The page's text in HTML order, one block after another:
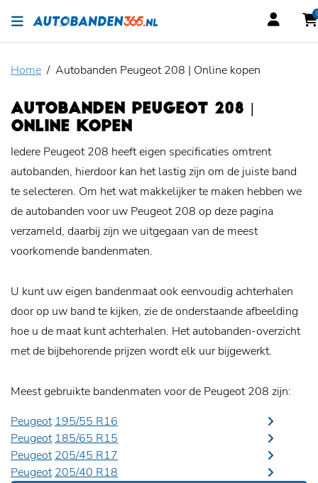
Home Autobanden Peugeot 208 | Online kopen
AUTOBANDEN PEUGEOT 208 |
ONLINE KOPEN
Iedere Peugeot 208 heeft eigen specificaties omtrent
autobanden, hierdoor kan het lastig zijn om de juiste band
te selecteren. Om het wat makkelijker te maken hebben we
de autobanden voor uw Peugeot 208 op deze pagina
verzameld, daarbij zijn we uitgegaan van de meest
voorkomende bandenmaten.
U kunt uw eigen bandenmaat ook eenvoudig achterhalen
door op uw band te kijken, zie de onderstaande afbeelding
hoe u de maat kunt achterhalen. Het autobanden-overzicht
met de bijbehorende prijzen wordt elk uur bijgewerkt.
Meest gebruikte bandenmaten voor de Peugeot 208 zijn:
Peugeot 195/55 R16
Peugeot 185/65 R15
Peugeot 205/45 R17
Peugeot 205/40 R18